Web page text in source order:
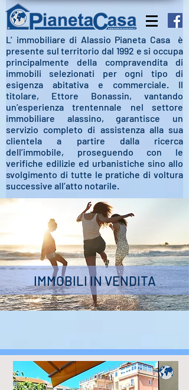
L’ immobiliare di Alassio Pianeta Casa è
presente sul territorio dal 1992 e si occupa
principalmente della compravendita di
immobili selezionati per ogni tipo di
esigenza abitativa e commerciale. Il
titolare, Ettore Bonassin, vantando
un’esperienza trentennale nel settore
immobiliare alassino, garantisce un
servizio completo di assistenza alla sua
clientela a partire dalla ricerca
dell’immobile, proseguendo con le
verifiche edilizie ed urbanistiche sino allo
svolgimento di tutte le pratiche di voltura
successive all’atto notarile.
IMMOBILI IN VENDITA